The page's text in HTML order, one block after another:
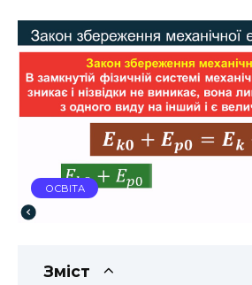
ОСВІТА
Зміст